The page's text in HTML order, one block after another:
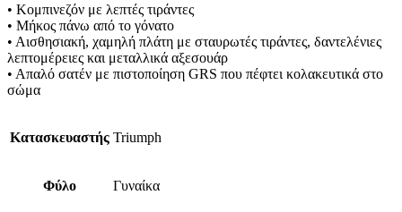
• Κομπινεζόν με λεπτές τιράντες
• Μήκος πάνω από το γόνατο
• Αισθησιακή, χαμηλή πλάτη με σταυρωτές τιράντες, δαντελένιες
λεπτομέρειες και μεταλλικά αξεσουάρ
• Απαλό σατέν με πιστοποίηση GRS που πέφτει κολακευτικά στο
σώμα
Κατασκευαστής Triumph
Φύλο Γυναίκα